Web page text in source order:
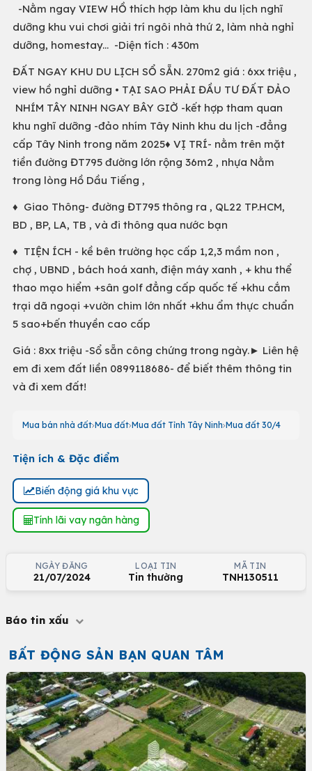
-Nằm ngay VIEW HỒ thích hợp làm khu du lịch nghĩ
dưỡng khu vui chơi giải trí ngôi nhà thứ 2, làm nhà nghỉ
dưỡng, homestay... -Diện tích : 430m
ĐẤT NGAY KHU DU LỊCH SỔ SẴN. 270m2 giá : 6xx triệu ,
view hồ nghỉ dưỡng • TẠI SAO PHẢI ĐẦU TƯ ĐẤT ĐẢO
NHÍM TÂY NINH NGAY BÂY GIỜ -kết hợp tham quan
khu nghĩ dưỡng -đảo nhím Tây Ninh khu du lịch -đẳng
cấp Tây Ninh trong năm 2025♦ VỊ TRÍ- nằm trên mặt
tiền đường ĐT795 đường lớn rộng 36m2 , nhựa Nằm
trong lòng Hồ Dầu Tiếng ,
♦ Giao Thông- đường ĐT795 thông ra , QL22 TP.HCM,
BD , BP, LA, TB , và đi thông qua nước bạn
♦ TIỆN ÍCH - kề bên trường học cấp 1,2,3 mầm non ,
chợ , UBND , bách hoá xanh, điện máy xanh , + khu thể
thao mạo hiểm +sân golf đẳng cấp quốc tế +khu cắm
trại dã ngoại +vườn chim lớn nhất +khu ẩm thực chuẩn
5 sao+bến thuyền cao cấp
Giá : 8xx triệu -Sổ sẵn công chứng trong ngày.► Liên hệ
em đi xem đất liền 0899118686- để biết thêm thông tin
và đi xem đất!
Mua bán nhà đất Mua đất Mua đất Tỉnh Tây Ninh Mua đất 30/4
Tiện ích & Đặc điểm
Biến động giá khu vực
Tính lãi vay ngân hàng
NGÀY ĐĂNG
21/07/2024
LOẠI TIN
Tin thường
MÃ TIN
TNH130511
Báo tin xấu
BẤT ĐỘNG SẢN BẠN QUAN TÂM